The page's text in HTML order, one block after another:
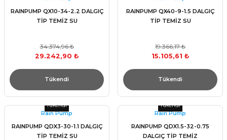
RAINPUMP QX10-34-2.2 DALGIÇ
TİP TEMİZ SU
34.374,96 ₺
29.242,90 ₺
Tükendi
RAINPUMP QX40-9-1.5 DALGIÇ
TİP TEMİZ SU
19.366,17 ₺
15.105,61 ₺
Tükendi
Tükendi
Raın Pump
RAINPUMP QDX3-30-1.1 DALGIÇ
TİP TEMİZ SU
Tükendi
Raın Pump
RAINPUMP QDX1.5-32-0.75
DALGIÇ TİP TEMİZ